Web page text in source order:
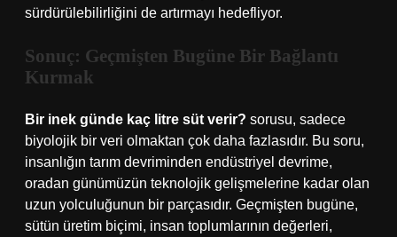
sürdürülebilirliğini de artırmayı hedefliyor.
Sonuç: Geçmişten Bugüne Bir Bağlantı
Kurmak
Bir inek günde kaç litre süt verir? sorusu, sadece
biyolojik bir veri olmaktan çok daha fazlasıdır. Bu soru,
insanlığın tarım devriminden endüstriyel devrime,
oradan günümüzün teknolojik gelişmelerine kadar olan
uzun yolculuğunun bir parçasıdır. Geçmişten bugüne,
sütün üretim biçimi, insan toplumlarının değerleri,